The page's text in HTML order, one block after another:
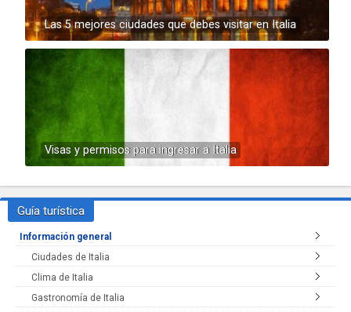
Las 5 mejores ciudades que debes visitar en Italia
Visas y permisos para ingresar a Italia
Guía turística
Información general
Ciudades de Italia
Clima de Italia
Gastronomía de Italia